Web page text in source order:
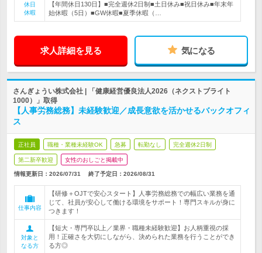
休日
休暇
【年間休日130日】■完全週休2日制■土日休み■祝日休み■年末年
始休暇（5日）■GW休暇■夏季休暇（…
求人詳細を見る 気になる
さんぎょうい株式会社 | 「健康経営優良法人2026（ネクストブライト
1000）」取得
【人事労務総務】未経験歓迎／成長意欲を活かせるバックオフィ
ス
正社員 職種・業種未経験OK 急募 転勤なし 完全週休2日制
第二新卒歓迎 女性のおしごと掲載中
情報更新日：2026/07/31 終了予定日： 2026/08/31
仕事内容
【研修＋OJTで安心スタート】人事労務総務での幅広い業務を通
じて、社員が安心して働ける環境をサポート！専門スキルが身に
つきます！
対象と
なる方
【短大・専門卒以上／業界・職種未経験歓迎】お人柄重視の採
用！正確さを大切にしながら、決められた業務を行うことができ
る方◎